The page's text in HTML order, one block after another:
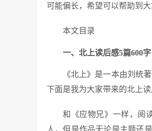
可能偏长，希望可以帮助到
本文目录
一、北上读后感5篇600字
《北上》是一本由刘统
下面是我为大家带来的北上
和《应物兄》一样，阅
人，但是作品无论是主题还